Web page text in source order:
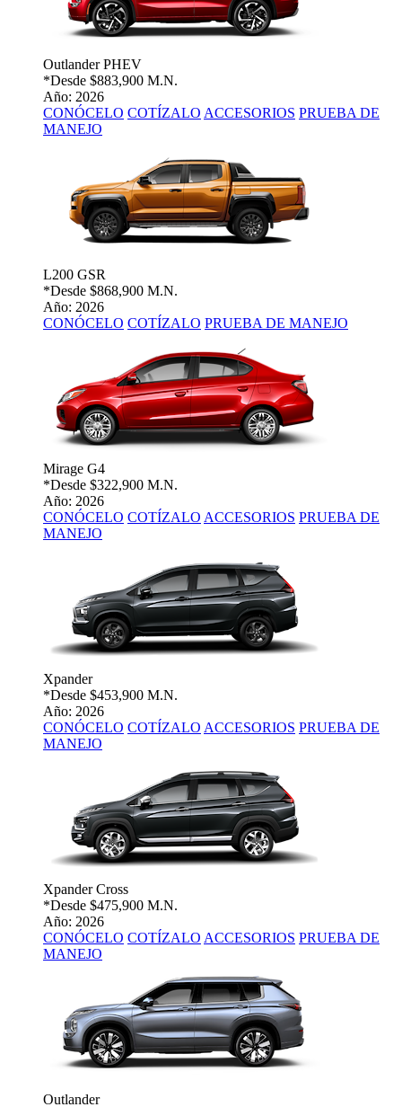
Outlander PHEV
*Desde $883,900 M.N.
Año: 2026
CONÓCELO COTÍZALO ACCESORIOS PRUEBA DE
MANEJO
L200 GSR
*Desde $868,900 M.N.
Año: 2026
CONÓCELO COTÍZALO PRUEBA DE MANEJO
Mirage G4
*Desde $322,900 M.N.
Año: 2026
CONÓCELO COTÍZALO ACCESORIOS PRUEBA DE
MANEJO
Xpander
*Desde $453,900 M.N.
Año: 2026
CONÓCELO COTÍZALO ACCESORIOS PRUEBA DE
MANEJO
Xpander Cross
*Desde $475,900 M.N.
Año: 2026
CONÓCELO COTÍZALO ACCESORIOS PRUEBA DE
MANEJO
Outlander